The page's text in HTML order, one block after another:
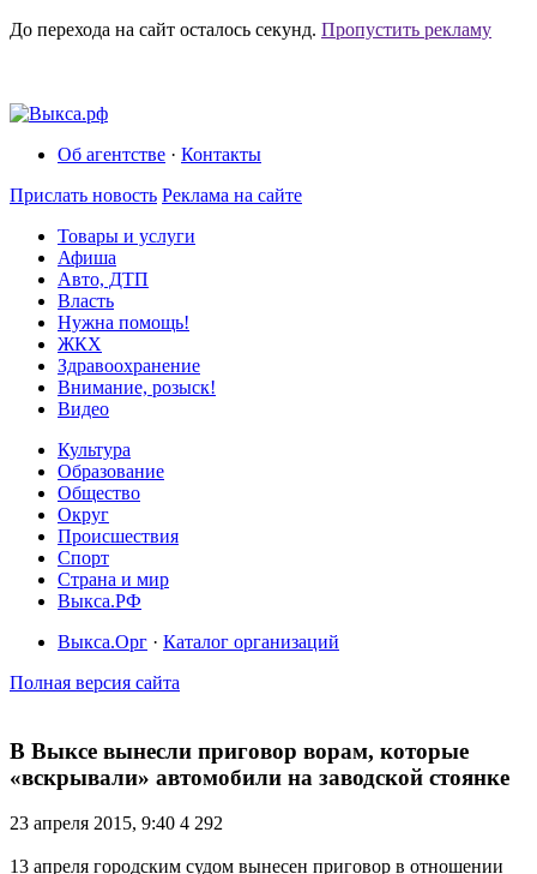
До перехода на сайт осталось секунд. Пропустить рекламу
Об агентстве · Контакты
Прислать новость Реклама на сайте
Товары и услуги
Афиша
Авто, ДТП
Власть
Нужна помощь!
ЖКХ
Здравоохранение
Внимание, розыск!
Видео
Культура
Образование
Общество
Округ
Происшествия
Спорт
Страна и мир
Выкса.РФ
Выкса.Орг · Каталог организаций
Полная версия сайта
В Выксе вынесли приговор ворам, которые
«вскрывали» автомобили на заводской стоянке
23 апреля 2015, 9:40 4 292
13 апреля городским судом вынесен приговор в отношении